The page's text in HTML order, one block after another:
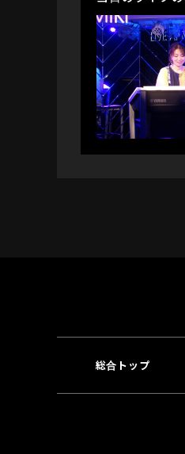
総合トップ